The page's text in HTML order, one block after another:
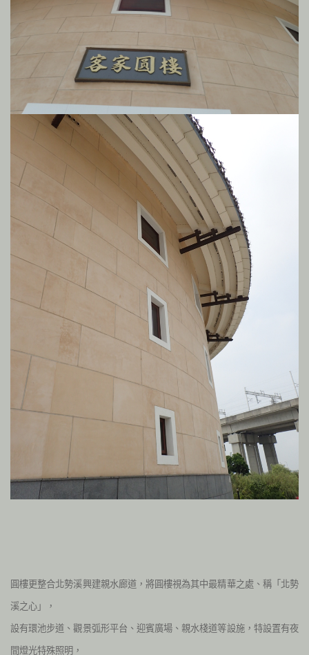
圓樓更整合北勢溪興建親水廊道，將圓樓視為其中最精華之處、稱「北勢
溪之心」，
設有環池步道、觀景弧形平台、迎賓廣場、親水棧道等設施，特設置有夜
間燈光特殊照明，